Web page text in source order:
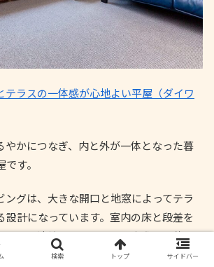
テラスの一体感が心地よい平屋（ダイワ
やかにつなぎ、内と外が一体となった暮
す。
ングは、大きな開口と地窓によってテラ
設計になっています。室内の床と段差を
間へと連続させることで、実際の面積以
れる空間構成です。
検索 トップ サイドバー